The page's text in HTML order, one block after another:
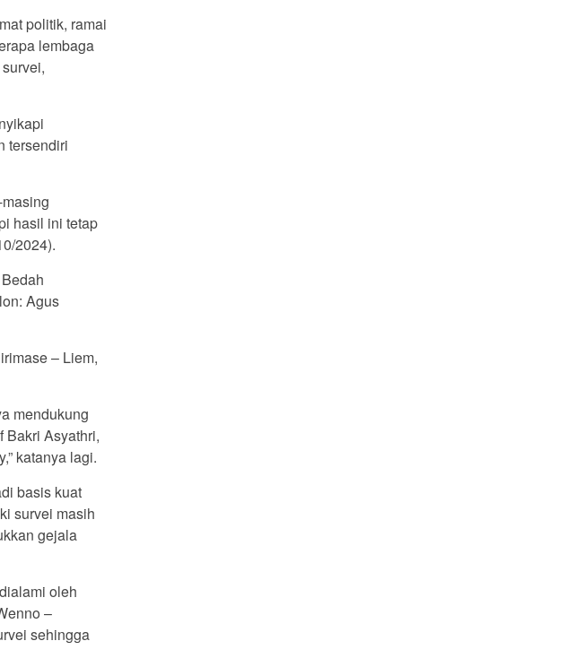
politik, ramai
lembaga
tersendiri
hasil ini tetap
2024).
Agus
– Liem,
mendukung
Bakri Asyathri,
katanya lagi.
basis kuat
survei masih
gejala
oleh
–
sehingga